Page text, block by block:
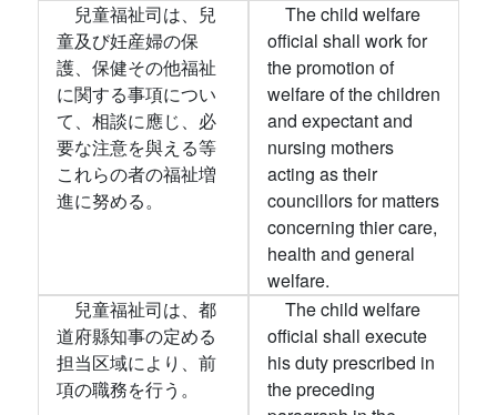
兒童福祉司は、兒
童及び妊産婦の保
護、保健その他福祉
に関する事項につい
て、相談に應じ、必
要な注意を與える等
これらの者の福祉増
進に努める。
The child welfare
official shall work for
the promotion of
welfare of the children
and expectant and
nursing mothers
acting as their
councillors for matters
concerning thier care,
health and general
welfare.
兒童福祉司は、都
道府縣知事の定める
担当区域により、前
項の職務を行う。
The child welfare
official shall execute
his duty prescribed in
the preceding